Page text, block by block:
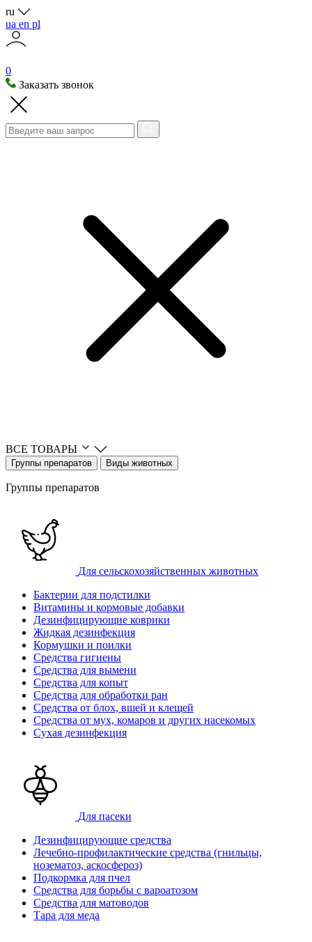
ru
ua en pl
0
Заказать звонок
ВСЕ ТОВАРЫ
Группы препаратов Виды животных
Группы препаратов
Для сельскохозяйственных животных
Бактерии для подстилки
Витамины и кормовые добавки
Дезинфицирующие коврики
Жидкая дезинфекция
Кормушки и поилки
Средства гигиены
Средства для вымени
Средства для копыт
Средства для обработки ран
Средства от блох, вшей и клещей
Средства от мух, комаров и других насекомых
Сухая дезинфекция
Для пасеки
Дезинфицирующие средства
Лечебно-профилактические средства (гнильцы,
нозематоз, аскосфероз)
Подкормка для пчел
Средства для борьбы с вароатозом
Средства для матоводов
Тара для меда